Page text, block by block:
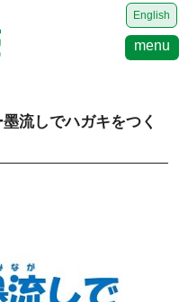
English
menu
流しでハガキをつく